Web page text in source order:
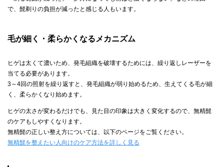
で、髭剃りの負担が減ったと感じる人もいます。
毛が細く・柔らかくなるメカニズム
ヒゲは太くて濃いため、発毛組織を破壊するためには、繰り返しレーザーを
当てる必要があります。
3～4回の照射を繰り返すと、発毛組織が弱り始めるため、生えてくる毛が細
く、柔らかくなり始めます。
ヒゲの太さが変わるだけでも、見た目の印象は大きく変化するので、無精髭
のケアもしやすくなります。
無精髭の正しい整え方については、以下のページをご覧ください。
無精髭を整えたい人向けのケア方法を詳しく見る